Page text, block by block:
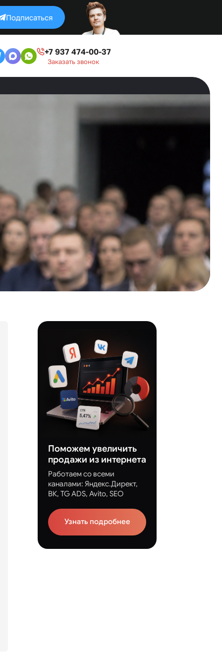
Подписаться
+7 937 474-00-37
Заказать звонок
Поможем увеличить
продажи из интернета
Работаем со всеми
каналами: Яндекс.Директ,
ВК, TG ADS, Avito, SEO
Узнать подробнее